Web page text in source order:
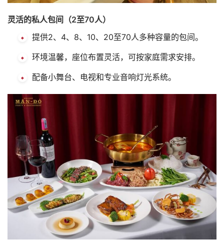
灵活的私人包间（2至70人）
提供2、4、8、10、20至70人多种容量的包间。
环境温馨，座位布置灵活，可按家庭需求安排。
配备小舞台、电视和专业音响灯光系统。